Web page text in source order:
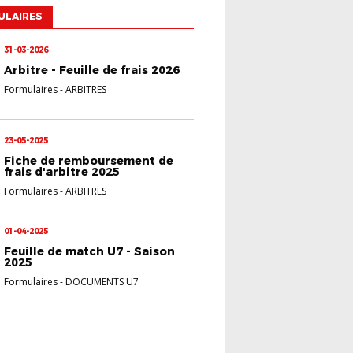
31-03-2026
Arbitre - Feuille de frais 2026
Formulaires-ARBITRES
23-05-2025
Fiche de remboursement de
frais d'arbitre 2025
Formulaires-ARBITRES
01-04-2025
Feuille de match U7 - Saison
2025
Formulaires- DOCUMENTS U7